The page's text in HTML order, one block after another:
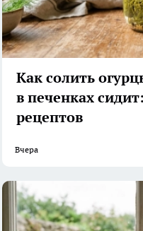
Как солить
в печенках
рецептов
Вчера